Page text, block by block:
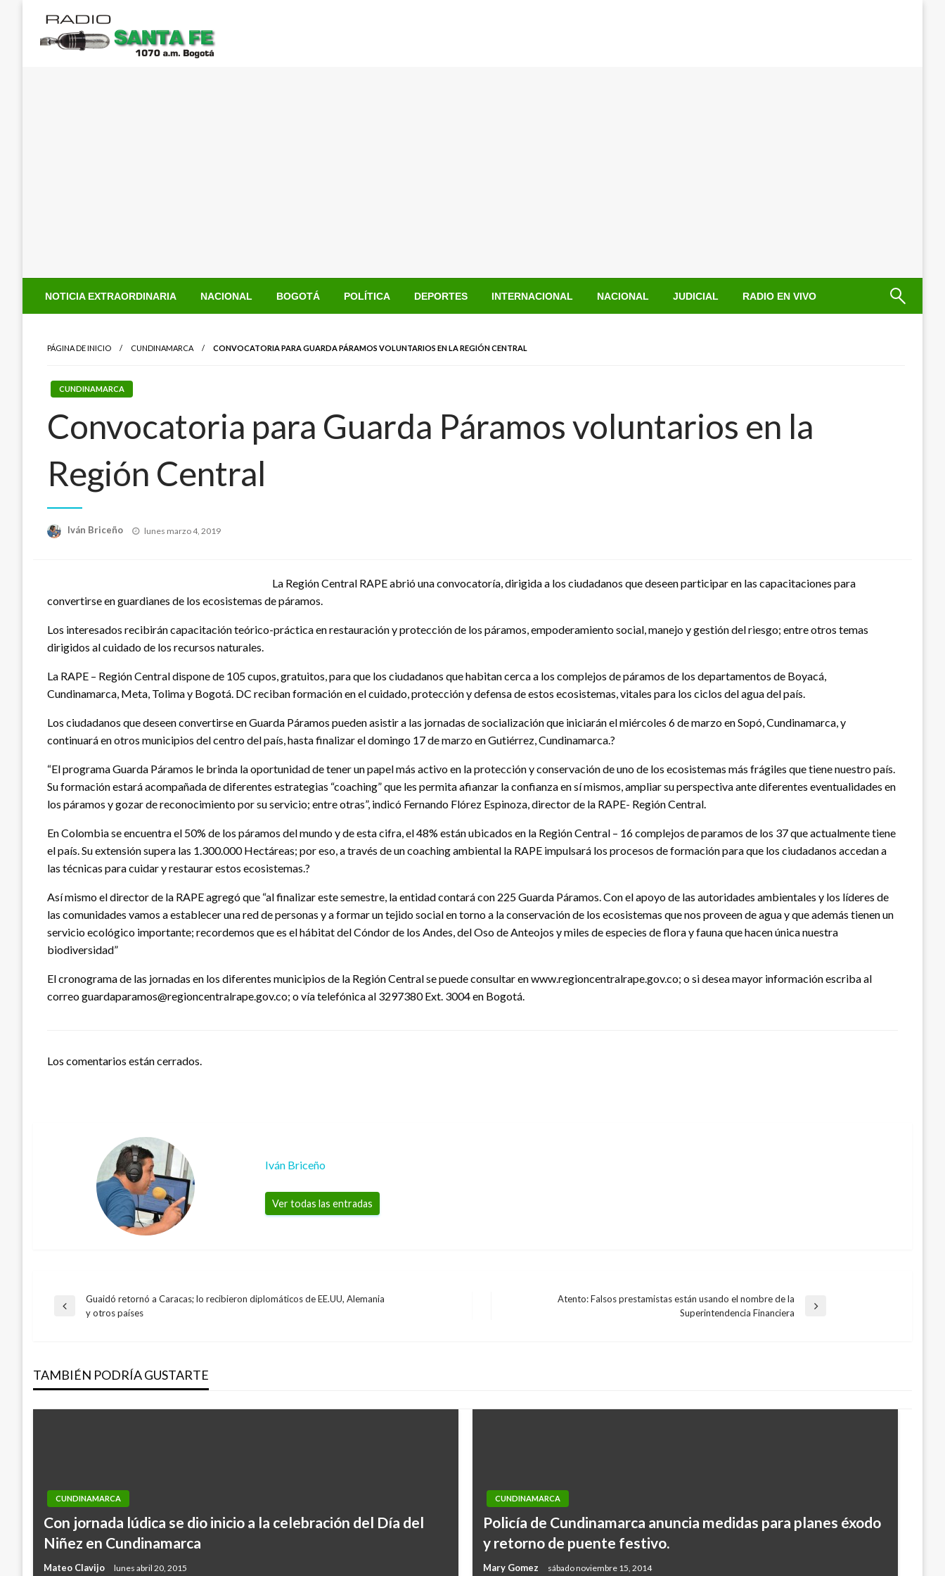
contenido
NOTICIA EXTRAORDINARIA NACIONAL BOGOTÁ POLÍTICA DEPORTES INTERNACIONAL NACIONAL JUDICIAL RADIO EN VIVO
PÁGINA DE INICIO CUNDINAMARCA CONVOCATORIA PARA GUARDA PÁRAMOS VOLUNTARIOS EN LA REGIÓN CENTRAL
CUNDINAMARCA
Convocatoria para Guarda Páramos voluntarios en la
Región Central
Iván Briceño
Publicado
lunes marzo 4, 2019
La Región Central RAPE abrió una convocatoría, dirigida a los ciudadanos que deseen participar en las capacitaciones para
convertirse en guardianes de los ecosistemas de páramos.
Los interesados recibirán capacitación teórico-práctica en restauración y protección de los páramos, empoderamiento social, manejo y gestión del riesgo; entre otros temas
dirigidos al cuidado de los recursos naturales.
La RAPE – Región Central dispone de 105 cupos, gratuitos, para que los ciudadanos que habitan cerca a los complejos de páramos de los departamentos de Boyacá,
Cundinamarca, Meta, Tolima y Bogotá. DC reciban formación en el cuidado, protección y defensa de estos ecosistemas, vitales para los ciclos del agua del país.
Los ciudadanos que deseen convertirse en Guarda Páramos pueden asistir a las jornadas de socialización que iniciarán el miércoles 6 de marzo en Sopó, Cundinamarca, y
continuará en otros municipios del centro del país, hasta finalizar el domingo 17 de marzo en Gutiérrez, Cundinamarca.?
“El programa Guarda Páramos le brinda la oportunidad de tener un papel más activo en la protección y conservación de uno de los ecosistemas más frágiles que tiene nuestro país.
Su formación estará acompañada de diferentes estrategias “coaching” que les permita afianzar la confianza en sí mismos, ampliar su perspectiva ante diferentes eventualidades en
los páramos y gozar de reconocimiento por su servicio; entre otras”, indicó Fernando Flórez Espinoza, director de la RAPE- Región Central.
En Colombia se encuentra el 50% de los páramos del mundo y de esta cifra, el 48% están ubicados en la Región Central – 16 complejos de paramos de los 37 que actualmente tiene
el país. Su extensión supera las 1.300.000 Hectáreas; por eso, a través de un coaching ambiental la RAPE impulsará los procesos de formación para que los ciudadanos accedan a
las técnicas para cuidar y restaurar estos ecosistemas.?
Así mismo el director de la RAPE agregó que “al finalizar este semestre, la entidad contará con 225 Guarda Páramos. Con el apoyo de las autoridades ambientales y los líderes de
las comunidades vamos a establecer una red de personas y a formar un tejido social en torno a la conservación de los ecosistemas que nos proveen de agua y que además tienen un
servicio ecológico importante; recordemos que es el hábitat del Cóndor de los Andes, del Oso de Anteojos y miles de especies de flora y fauna que hacen única nuestra
biodiversidad”
El cronograma de las jornadas en los diferentes municipios de la Región Central se puede consultar en www.regioncentralrape.gov.co; o si desea mayor información escriba al
correo guardaparamos@regioncentralrape.gov.co; o vía telefónica al 3297380 Ext. 3004 en Bogotá.
Los comentarios están cerrados.
Iván Briceño
Ver todas las entradas
Navegación
entradas
Entrada
Guaidó retornó a Caracas; lo recibieron diplomáticos de EE.UU, Alemania
y otros países
Atento: Falsos prestamistas están usando el nombre de la
Superintendencia Financiera
TAMBIÉN PODRÍA GUSTARTE
CUNDINAMARCA
Con jornada lúdica se dio inicio a la celebración del Día del
Niñez en Cundinamarca
Mateo Clavijo lunes abril 20, 2015
CUNDINAMARCA
Policía de Cundinamarca anuncia medidas para planes éxodo
y retorno de puente festivo.
Mary Gomez sábado noviembre 15, 2014